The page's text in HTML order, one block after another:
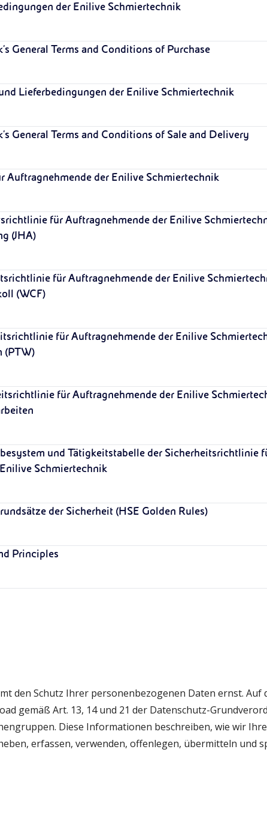
der Enilive Schmiertechnik
General Terms and Conditions of Purchase
Lieferbedingungen der Enilive Schmiertechnik
General Terms and Conditions of Sale and Delivery
Auftragnehmende der Enilive Schmiertechnik
für Auftragnehmende der Enilive
(JHA)
für Auftragnehmende der Enilive
(WCF)
für Auftragnehmende der Enilive
(PTW)
für Auftragnehmende der Enilive
und Tätigkeitstabelle der Sicherheitsrichtlinie
Schmiertechnik
der Sicherheit (HSE Golden Rules)
Principles
den Schutz Ihrer personenbezogenen Daten ernst. Auf
gemäß Art. 13, 14 und 21 der Datenschutz-
Diese Informationen beschreiben, wie wir
erfassen, verwenden, offenlegen, übermitteln und